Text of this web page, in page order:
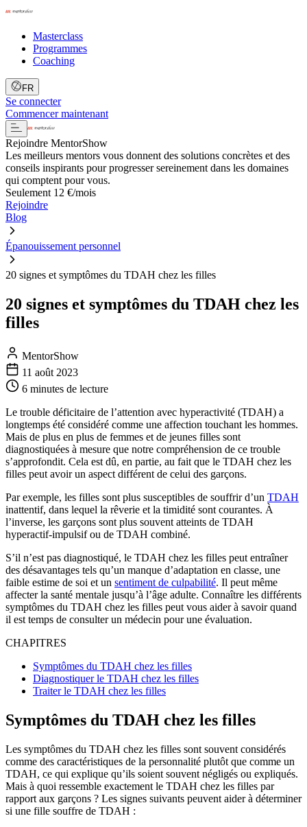
Masterclass
Programmes
Coaching
FR
Se connecter
Commencer maintenant
Rejoindre MentorShow
Les meilleurs mentors vous donnent des solutions concrètes et des
conseils inspirants pour progresser sereinement dans les domaines
qui comptent pour vous.
Seulement 12 €/mois
Rejoindre
Blog
Épanouissement personnel
20 signes et symptômes du TDAH chez les filles
20 signes et symptômes du TDAH chez les
filles
MentorShow
11 août 2023
6 minutes de lecture
Le trouble déficitaire de l’attention avec hyperactivité (TDAH) a
longtemps été considéré comme une affection touchant les hommes.
Mais de plus en plus de femmes et de jeunes filles sont
diagnostiquées à mesure que notre compréhension de ce trouble
s’approfondit. Cela est dû, en partie, au fait que le TDAH chez les
filles peut avoir un aspect différent de celui des garçons.
Par exemple, les filles sont plus susceptibles de souffrir d’un TDAH
inattentif, dans lequel la rêverie et la timidité sont courantes. À
l’inverse, les garçons sont plus souvent atteints de TDAH
hyperactif-impulsif ou de TDAH combiné.
S’il n’est pas diagnostiqué, le TDAH chez les filles peut entraîner
des désavantages tels qu’un manque d’adaptation en classe, une
faible estime de soi et un sentiment de culpabilité. Il peut même
affecter la santé mentale jusqu’à l’âge adulte. Connaître les différents
symptômes du TDAH chez les filles peut vous aider à savoir quand
il est temps de consulter un médecin pour une évaluation.
CHAPITRES
Symptômes du TDAH chez les filles
Diagnostiquer le TDAH chez les filles
Traiter le TDAH chez les filles
Symptômes du TDAH chez les filles
Les symptômes du TDAH chez les filles sont souvent considérés
comme des caractéristiques de la personnalité plutôt que comme un
TDAH, ce qui explique qu’ils soient souvent négligés ou expliqués.
Mais à quoi ressemble exactement le TDAH chez les filles par
rapport aux garçons ? Les signes suivants peuvent aider à déterminer
si une fille souffre de TDAH :